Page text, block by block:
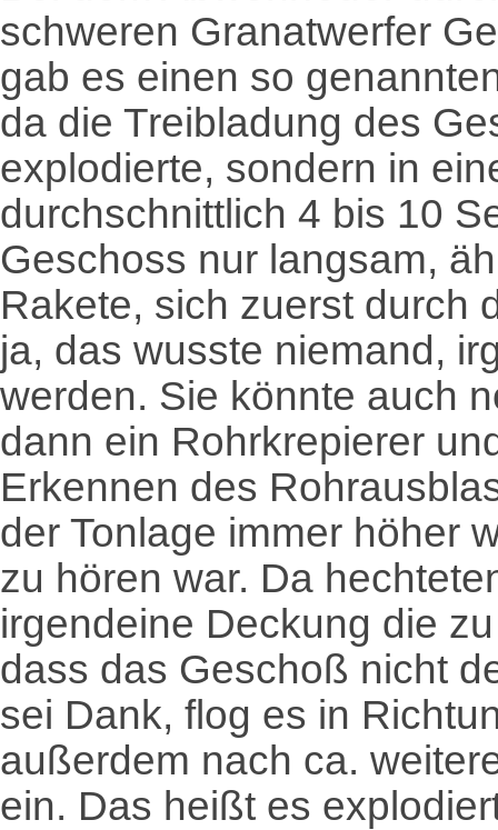
schweren Granatwerfer
gab es einen so
da die Treibladung des
explodierte, sondern in
durchschnittlich 4 bis 10
Geschoss nur langsam,
Rakete, sich zuerst durch
ja, das wusste niemand,
werden. Sie könnte auch
dann ein Rohrkrepierer
Erkennen des
der Tonlage immer höher
zu hören war. Da
irgendeine Deckung die
dass das Geschoß nicht
sei Dank, flog es in
außerdem nach ca.
ein. Das heißt es